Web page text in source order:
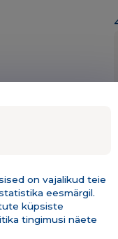
on vajalikud teie
eesmärgil.
küpsiste
tingimusi näete
Lisainfo